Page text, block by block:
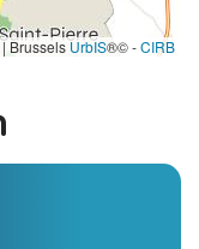
|BrusselsUrbIS®© -CIRB